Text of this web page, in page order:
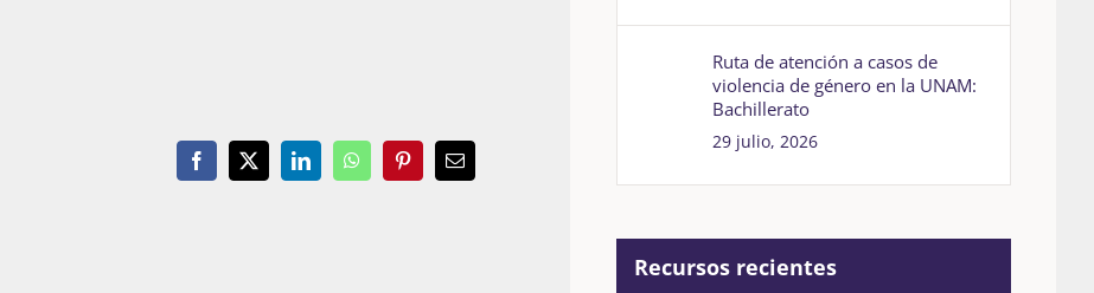
Facebook
X LinkedInWhatsAppPinterestEmail
Ruta de atención a casos de
violencia de género en la UNAM:
Bachillerato
29 julio, 2026
Recursos recientes